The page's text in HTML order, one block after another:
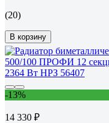
(20)
В корзину
-13%
14 330 ₽